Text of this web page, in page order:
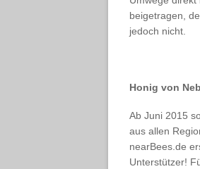
beigetragen,
jedoch nicht.
Honig von
Ab Juni 2015
aus allen
nearBees.de
Unterstützer!